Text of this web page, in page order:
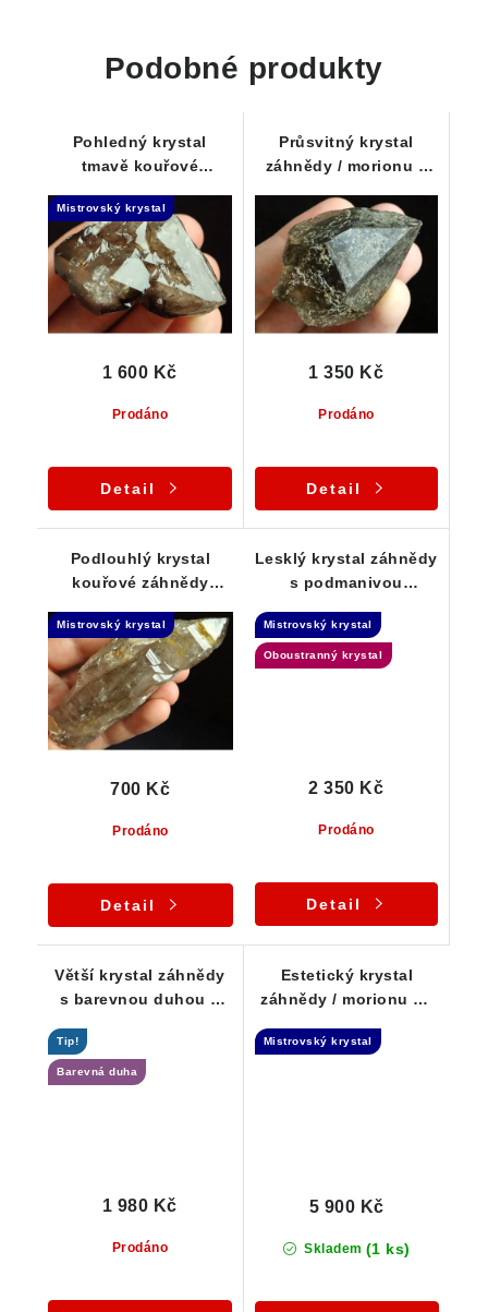
Podobné produkty
Pohledný krystal
tmavě kouřové
Elestial
Mistrovský krystal
Prodáno
1 600 Kč
Detail
Průsvitný krystal
záhnědy / morionu s
mlhovinovými závoji
Prodáno
1 350 Kč
Detail
Podlouhlý krystal
kouřové záhnědy
Elestial
Mistrovský krystal
Prodáno
700 Kč
Detail
Lesklý krystal záhnědy
s podmanivou
Elestial
Mistrovský krystal
Oboustranný krystal
Prodáno
2 350 Kč
Detail
Větší krystal záhnědy
s barevnou duhou a
Tip!
Barevná duha
Prodáno
1 980 Kč
Estetický krystal
záhnědy / morionu na
Samoléčitel
Mistrovský krystal
Skladem (1 ks)
5 900 Kč